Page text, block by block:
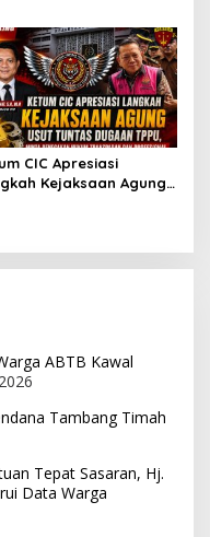
CIC Apresiasi
Kejaksaan Agung
ABTB Kawal
Tambang Timah
Tepat Sasaran, Hj.
Data Warga